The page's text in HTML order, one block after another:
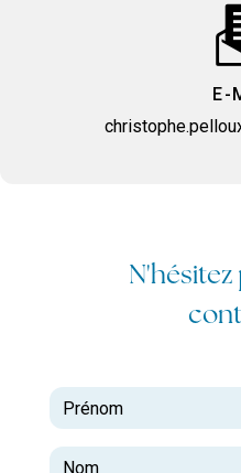
E-